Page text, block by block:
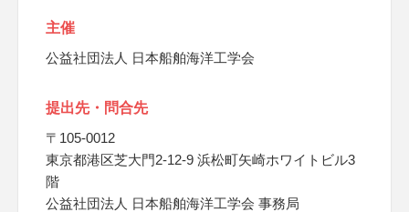
主催
公益社団法人 日本船舶海洋工学会
提出先・問合先
〒105-0012
東京都港区芝大門2-12-9 浜松町矢崎ホワイトビル3
階
公益社団法人 日本船舶海洋工学会 事務局